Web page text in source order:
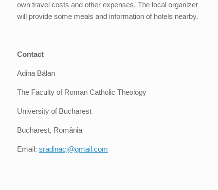
own travel costs and other expenses. The local organizer
will provide some meals and information of hotels nearby.
Contact
Adina Bălan
The Faculty of Roman Catholic Theology
University of Bucharest
Bucharest, România
Email: sradinacj@gmail.com